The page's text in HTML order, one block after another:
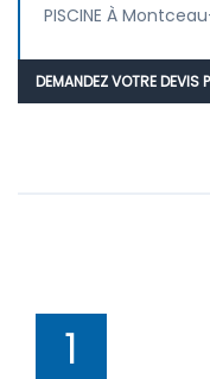
PISCINE À
DEMANDEZ VOTRE
1